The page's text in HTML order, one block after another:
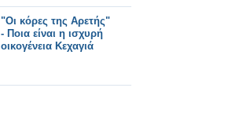
"Οι κόρες της Αρετής"
- Ποια είναι η ισχυρή
οικογένεια Κεχαγιά